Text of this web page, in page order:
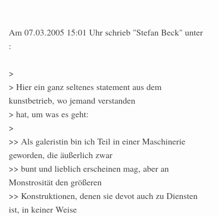
Am 07.03.2005 15:01 Uhr schrieb "Stefan Beck" unter
:
>
> Hier ein ganz seltenes statement aus dem
kunstbetrieb, wo jemand verstanden
> hat, um was es geht:
>
>> Als galeristin bin ich Teil in einer Maschinerie
geworden, die äußerlich zwar
>> bunt und lieblich erscheinen mag, aber an
Monstrosität den größeren
>> Konstruktionen, denen sie devot auch zu Diensten
ist, in keiner Weise